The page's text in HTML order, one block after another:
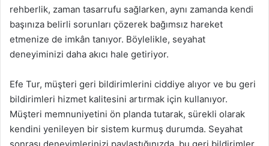
rehberlik, zaman tasarrufu sağlarken, aynı zamanda kendi
başınıza belirli sorunları çözerek bağımsız hareket
etmenize de imkân tanıyor. Böylelikle, seyahat
deneyiminizi daha akıcı hale getiriyor.
Efe Tur, müşteri geri bildirimlerini ciddiye alıyor ve bu geri
bildirimleri hizmet kalitesini artırmak için kullanıyor.
Müşteri memnuniyetini ön planda tutarak, sürekli olarak
kendini yenileyen bir sistem kurmuş durumda. Seyahat